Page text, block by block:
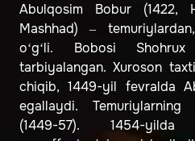
Abulqosim Bobur
(1422,
Mashhad) –
o‘g‘li. Bobosi
tarbiyalangan. Xuroson
chiqib, 1449-yil fevralda
egallaydi. Temuriylarning
(1449-57).
1454-